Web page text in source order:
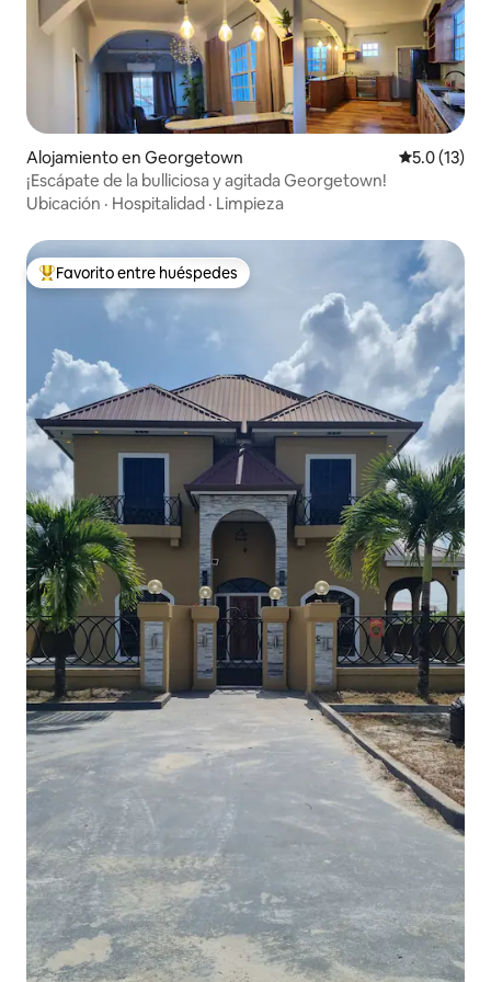
Alojamiento en Georgetown Calificación
5.0 (13)
¡Escápate de la bulliciosa y agitada Georgetown!
Ubicación · Hospitalidad · Limpieza
Favorito entre huéspedes preferido
Favorito entre huéspedes